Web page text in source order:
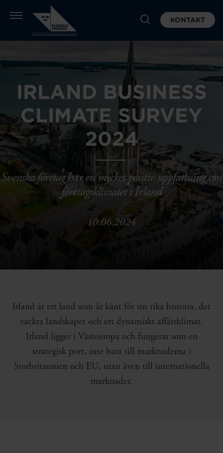
KONTAKT
IRLAND BUSINESS
CLIMATE SURVEY
2024
Svenska företag har en mycket positiv uppfattning om
företagsklimatet i Irland
10.06.2024
Irland är ett land som är känt för sin rika historia, det
vackra landskapet och ett dynamiskt affärsklimat.
Irland ligger i Västeuropa och fungerar som en
strategisk port, inte bara till marknaderna i
Storbritannien och EU, utan även till internationella
marknader.